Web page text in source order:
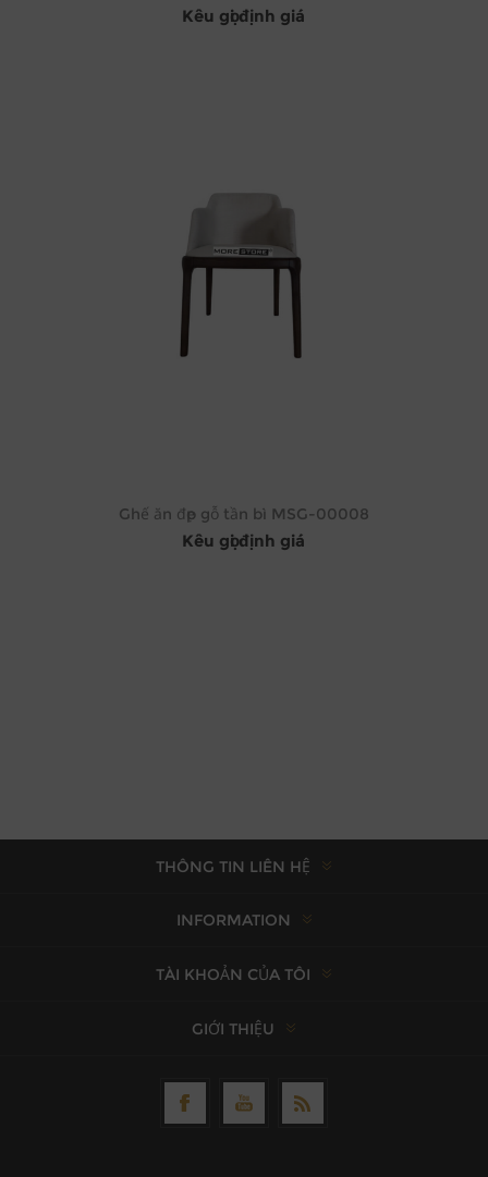
Kêu gọi định giá
Ghế ăn đẹp gỗ tần bì MSG-00008
Kêu gọi định giá
THÔNG TIN LIÊN HỆ
INFORMATION
TÀI KHOẢN CỦA TÔI
GIỚI THIỆU